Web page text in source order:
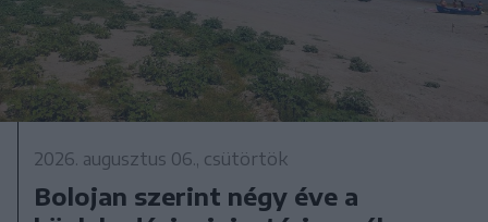
2026. augusztus 06., csütörtök
Bolojan szerint négy éve a